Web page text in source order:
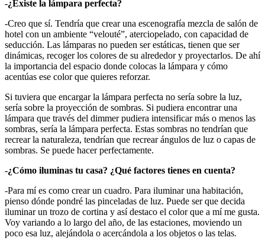
-¿Existe la lámpara perfecta?
-Creo que sí. Tendría que crear una escenografía mezcla de salón de
hotel con un ambiente “velouté”, aterciopelado, con capacidad de
seducción. Las lámparas no pueden ser estáticas, tienen que ser
dinámicas, recoger los colores de su alrededor y proyectarlos. De ahí
la importancia del espacio donde colocas la lámpara y cómo
acentúas ese color que quieres reforzar.
Si tuviera que encargar la lámpara perfecta no sería sobre la luz,
sería sobre la proyección de sombras. Si pudiera encontrar una
lámpara que través del dimmer pudiera intensificar más o menos las
sombras, sería la lámpara perfecta. Estas sombras no tendrían que
recrear la naturaleza, tendrían que recrear ángulos de luz o capas de
sombras. Se puede hacer perfectamente.
-¿Cómo iluminas tu casa? ¿Qué factores tienes en cuenta?
-Para mí es como crear un cuadro. Para iluminar una habitación,
pienso dónde pondré las pinceladas de luz. Puede ser que decida
iluminar un trozo de cortina y así destaco el color que a mí me gusta.
Voy variando a lo largo del año, de las estaciones, moviendo un
poco esa luz, alejándola o acercándola a los objetos o las telas.